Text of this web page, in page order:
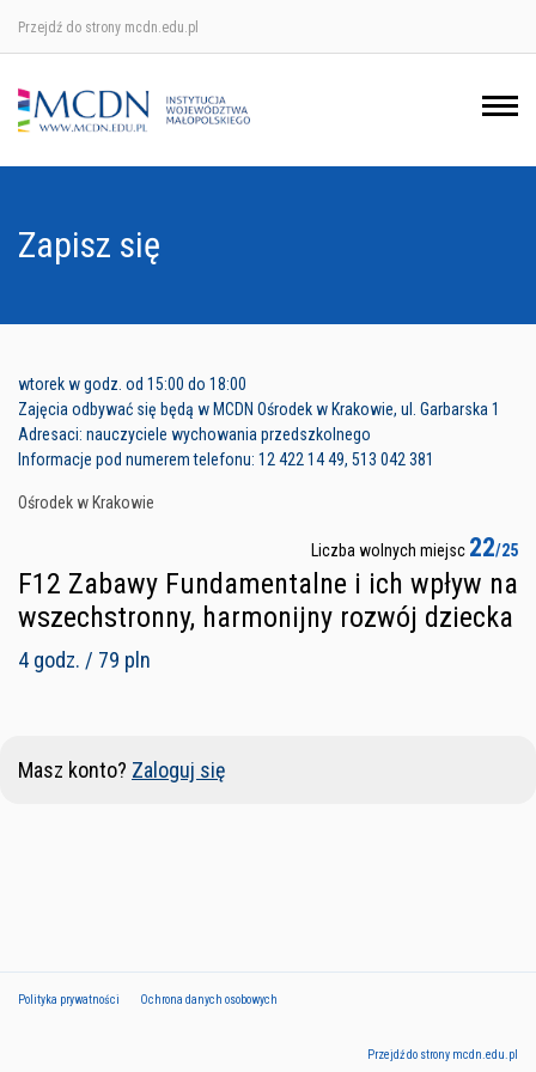
Przejdź do strony mcdn.edu.pl
Zapisz się
wtorek w godz. od 15:00 do 18:00
Zajęcia odbywać się będą w MCDN Ośrodek w Krakowie, ul. Garbarska 1
Adresaci: nauczyciele wychowania przedszkolnego
Informacje pod numerem telefonu: 12 422 14 49, 513 042 381
Ośrodek w Krakowie
Liczba wolnych miejsc 22/25
F12 Zabawy Fundamentalne i ich wpływ na
wszechstronny, harmonijny rozwój dziecka
4 godz. / 79 pln
Masz konto? Zaloguj się
Polityka prywatności Ochrona danych osobowych
Przejdź do strony mcdn.edu.pl
Ośrodek w Krakowie
Ośrodek w Nowym Sączu
Ośrodek w Tarnowie